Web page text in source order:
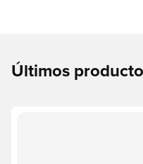
Últimos